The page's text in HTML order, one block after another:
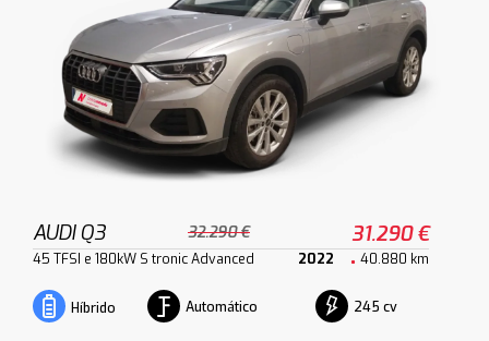
AUDI Q3 32.290 € 31.290 €
45 TFSI e 180kW S tronic Advanced 2022 40.880 km
Híbrido Automático 245 cv